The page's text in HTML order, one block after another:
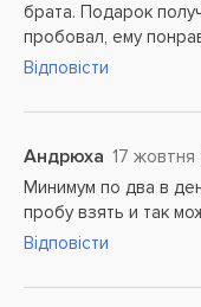
брата. Подарок
пробовал, ему
Відповісти
Андрюха 17 жовтня
Минимум по два в
пробу взять и так
Відповісти